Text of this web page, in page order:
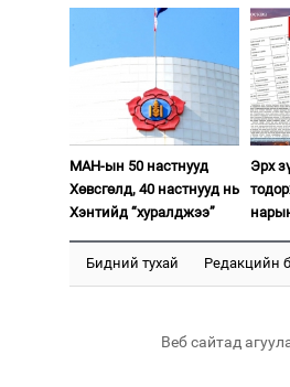
МАН-ын 50 настнууд
Хөвсгөлд, 40 настнууд нь
Хэнтийд “хуралджээ”
Эрх
Бидний тухай Редакцийн
Веб сайтад